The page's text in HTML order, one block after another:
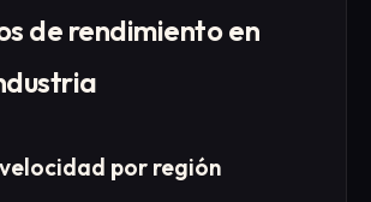
de rendimiento en
por región